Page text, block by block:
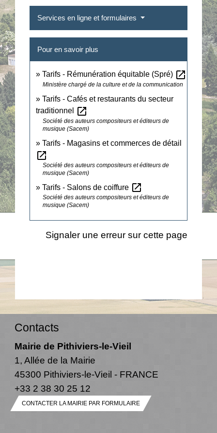
Services en ligne et formulaires
Pour en savoir plus
Tarifs - Rémunération équitable (Spré) open_in_new
Ministère chargé de la culture et de la communication
Tarifs - Cafés et restaurants du secteur
traditionnel
open_in_new
Société des auteurs compositeurs et éditeurs de
musique (Sacem)
Tarifs - Magasins et commerces de détail
open_in_new
Société des auteurs compositeurs et éditeurs de
musique (Sacem)
Tarifs - Salons de coiffure open_in_new
Société des auteurs compositeurs et éditeurs de
musique (Sacem)
Signaler une erreur sur cette page
Contacts
Mairie de Pithiviers-le-Vieil
1, Allée de la Mairie
45300 Pithiviers-le-Vieil - FRANCE
+33 2 38 30 25 12
CONTACTER LA MAIRIE PAR FORMULAIRE